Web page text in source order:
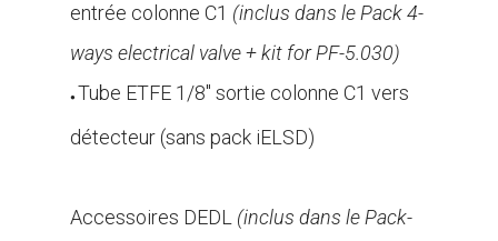
entrée colonne C1 (inclus dans le Pack 4-
ways electrical valve + kit for PF-5.030)
● Tube ETFE 1/8″ sortie colonne C1 vers
détecteur (sans pack iELSD)
Accessoires DEDL (inclus dans le Pack-